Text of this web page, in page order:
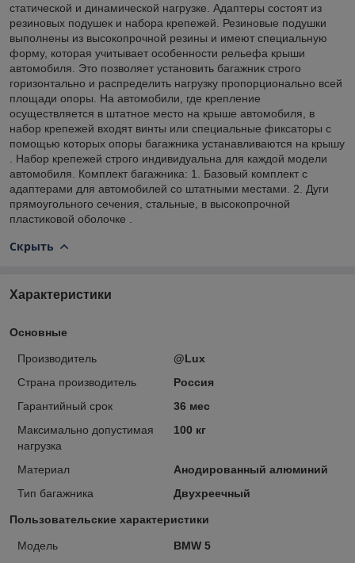
статической и динамической нагрузке. Адаптеры состоят из
резиновых подушек и набора крепежей. Резиновые подушки
выполнены из высокопрочной резины и имеют специальную
форму, которая учитывает особенности рельефа крыши
автомобиля. Это позволяет установить багажник строго
горизонтально и распределить нагрузку пропорционально всей
площади опоры. На автомобили, где крепление
осуществляется в штатное место на крыше автомобиля, в
набор крепежей входят винты или специальные фиксаторы с
помощью которых опоры багажника устанавливаются на крышу
. Набор крепежей строго индивидуальна для каждой модели
автомобиля. Комплект багажника: 1. Базовый комплект с
адаптерами для автомобилей со штатными местами. 2. Дуги
прямоугольного сечения, стальные, в высокопрочной
пластиковой оболочке .
Скрыть
Характеристики
Основные
Производитель
@Lux
Страна производитель
Россия
Гарантийный срок
36 мес
Максимально допустимая
нагрузка
100 кг
Материал
Анодированный алюминий
Тип багажника
Двухреечный
Пользовательские характеристики
Модель
BMW 5